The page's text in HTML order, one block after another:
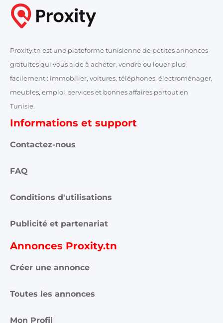
Proxity.tn est une plateforme tunisienne de petites annonces
gratuites qui vous aide à acheter, vendre ou louer plus
facilement : immobilier, voitures, téléphones, électroménager,
meubles, emploi, services et bonnes affaires partout en
Tunisie.
Informations et support
Contactez-nous
FAQ
Conditions d'utilisations
Publicité et partenariat
Annonces Proxity.tn
Créer une annonce
Toutes les annonces
Mon Profil